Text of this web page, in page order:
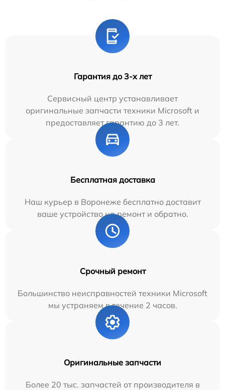
Гарантия до 3-х лет
Сервисный центр устанавливает
оригинальные запчасти техники Microsoft и
предоставляет гарантию до 3 лет.
Бесплатная доставка
Наш курьер в Воронеже бесплатно доставит
ваше устройство на ремонт и обратно.
Срочный ремонт
Большинство неисправностей техники Microsoft
мы устраняем в течение 2 часов.
Оригинальные запчасти
Более 20 тыс. запчастей от производителя в